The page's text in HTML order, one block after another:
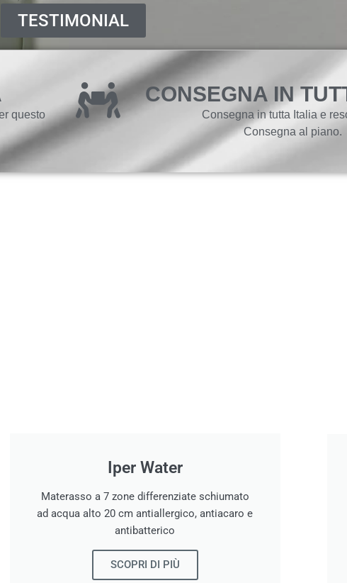
TESTIMONIAL
questo
CONSEGNA IN
Consegna in tutta Italia e
Consegna al piano.
Iper Water
Materasso a 7 zone differenziate schiumato
ad acqua alto 20 cm antiallergico, antiacaro e
antibatterico
SCOPRI DI PIÙ